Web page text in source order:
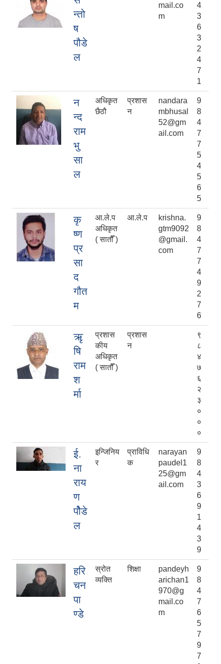
न्तो
ष
पौडे
ल
mail.co
m
4
3
6
3
2
4
7
1
न
न्द
राम
भु
सा
ल
अधिकृत
छैठौ
प्रशास
न
nandara
mbhusal
52@gm
ail.com
9
8
4
7
7
5
4
5
6
5
कृ
ष्ण
प्र
सा
द
गौत
म
आ.ले.प
अधिकृत
( सातौँ )
आ.ले.प
krishna.
gtm9092
@gmail.
com
9
8
4
7
7
4
9
2
7
6
ऋृ
षि
राम
श
र्मा
प्रशास
कीय
अधिकृत
( सातौँ )
प्रशास
न
९
८
४
७
६
२
३
०
०
०
ई.
ना
राय
ण
पोैडे
ल
इन्जिनिय
र
प्राविधि
क
narayan
paudel1
25@gm
ail.com
9
8
4
3
6
9
1
4
3
9
हरि
चन
पा
ण्डे
स्रोत
व्यक्ति
शिक्षा
pandeyh
arichan1
970@g
mail.co
m
9
8
4
7
6
5
7
9
7